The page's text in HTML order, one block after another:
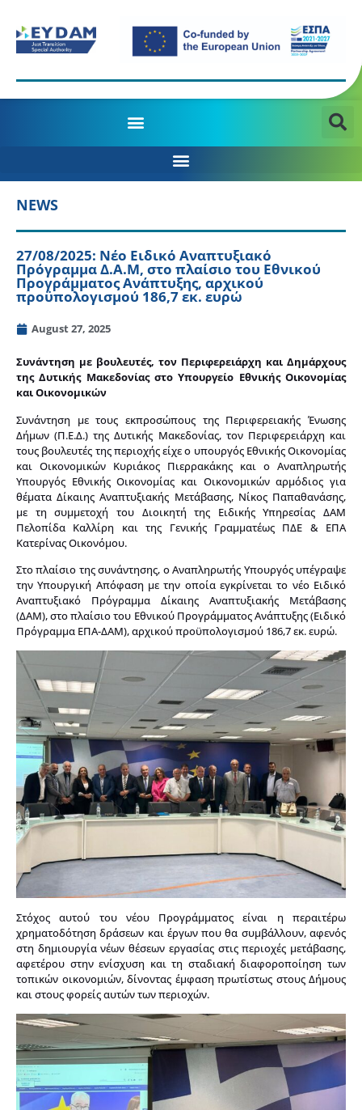
NEWS
27/08/2025: Νέο Ειδικό Αναπτυξιακό
Πρόγραμμα Δ.Α.Μ, στο πλαίσιο του Εθνικού
Προγράμματος Ανάπτυξης, αρχικού
προϋπολογισμού 186,7 εκ. ευρώ
August 27, 2025
Συνάντηση με βουλευτές, τον Περιφερειάρχη και Δημάρχους
της Δυτικής Μακεδονίας στο Υπουργείο Εθνικής Οικονομίας
και Οικονομικών
Συνάντηση με τους εκπροσώπους της Περιφερειακής Ένωσης
Δήμων (Π.Ε.Δ.) της Δυτικής Μακεδονίας, τον Περιφερειάρχη και
τους βουλευτές της περιοχής είχε ο υπουργός Εθνικής Οικονομίας
και Οικονομικών Κυριάκος Πιερρακάκης και ο Αναπληρωτής
Υπουργός Εθνικής Οικονομίας και Οικονομικών αρμόδιος για
θέματα Δίκαιης Αναπτυξιακής Μετάβασης, Νίκος Παπαθανάσης,
με τη συμμετοχή του Διοικητή της Ειδικής Υπηρεσίας ΔΑΜ
Πελοπίδα Καλλίρη και της Γενικής Γραμματέως ΠΔΕ & ΕΠΑ
Κατερίνας Οικονόμου.
Στο πλαίσιο της συνάντησης, ο Αναπληρωτής Υπουργός υπέγραψε
την Υπουργική Απόφαση με την οποία εγκρίνεται το νέο Ειδικό
Αναπτυξιακό Πρόγραμμα Δίκαιης Αναπτυξιακής Μετάβασης
(ΔΑΜ), στο πλαίσιο του Εθνικού Προγράμματος Ανάπτυξης (Ειδικό
Πρόγραμμα ΕΠΑ-ΔΑΜ), αρχικού προϋπολογισμού 186,7 εκ. ευρώ.
Στόχος αυτού του νέου Προγράμματος είναι η περαιτέρω
χρηματοδότηση δράσεων και έργων που θα συμβάλλουν, αφενός
στη δημιουργία νέων θέσεων εργασίας στις περιοχές μετάβασης,
αφετέρου στην ενίσχυση και τη σταδιακή διαφοροποίηση των
τοπικών οικονομιών, δίνοντας έμφαση πρωτίστως στους Δήμους
και στους φορείς αυτών των περιοχών.